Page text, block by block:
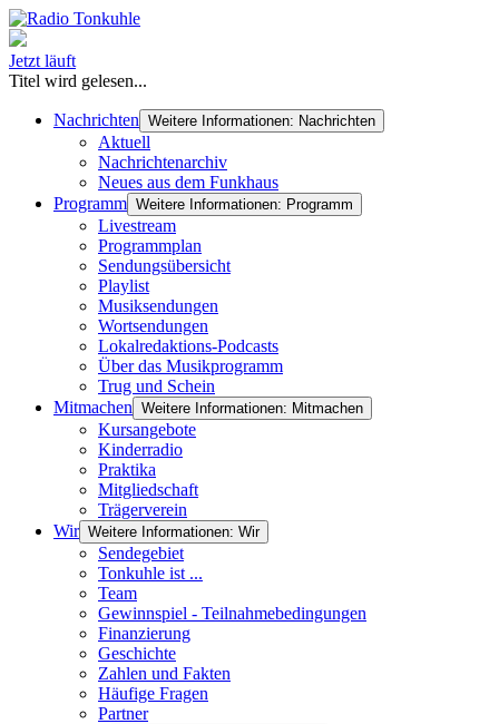
Jetzt läuft
Titel wird gelesen...
Nachrichten Weitere Informationen: Nachrichten
Aktuell
Nachrichtenarchiv
Neues aus dem Funkhaus
Programm Weitere Informationen: Programm
Livestream
Programmplan
Sendungsübersicht
Playlist
Musiksendungen
Wortsendungen
Lokalredaktions-Podcasts
Über das Musikprogramm
Trug und Schein
Mitmachen Weitere Informationen: Mitmachen
Kursangebote
Kinderradio
Praktika
Mitgliedschaft
Trägerverein
Wir Weitere Informationen: Wir
Sendegebiet
Tonkuhle ist ...
Team
Gewinnspiel - Teilnahmebedingungen
Finanzierung
Geschichte
Zahlen und Fakten
Häufige Fragen
Partner